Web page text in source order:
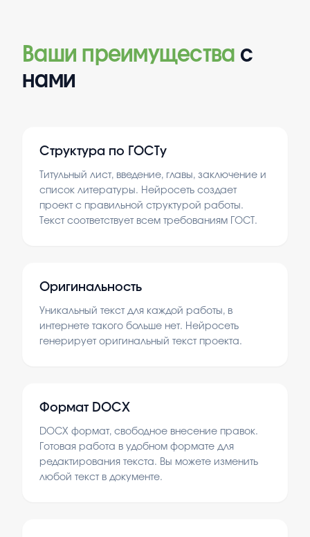
Ваши преимущества с
нами
Структура по ГОСТу
Титульный лист, введение, главы, заключение и
список литературы. Нейросеть создает
проект с правильной структурой работы.
Текст соответствует всем требованиям ГОСТ.
Оригинальность
Уникальный текст для каждой работы, в
интернете такого больше нет. Нейросеть
генерирует оригинальный текст проекта.
Формат DOCX
DOCX формат, свободное внесение правок.
Готовая работа в удобном формате для
редактирования текста. Вы можете изменить
любой текст в документе.